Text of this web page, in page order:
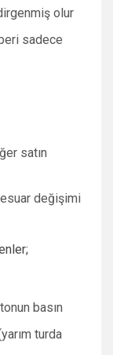
olur
sadece
satın
değişimi
basın
turda